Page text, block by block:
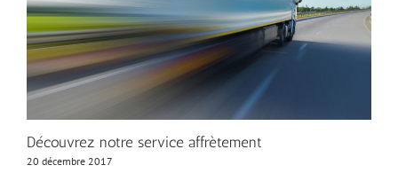
Découvrez notre service affrètement
20 décembre 2017